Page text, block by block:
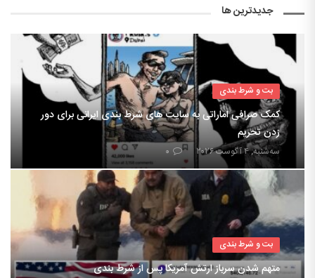
جدیدترین ها
بت و شرط بندی
کمک صرافی اماراتی به سایت های شرط بندی ایرانی برای دور
زدن تحریم
سه‌شنبه, ۴ آگوست ۲۰۲۶ ۰
بت و شرط بندی
متهم شدن سرباز ارتش آمریکا پس از شرط بندی